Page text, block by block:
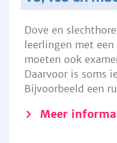
Dove en
leerlingen met
moeten ook
Daarvoor is soms
Bijvoorbeeld een
Meer